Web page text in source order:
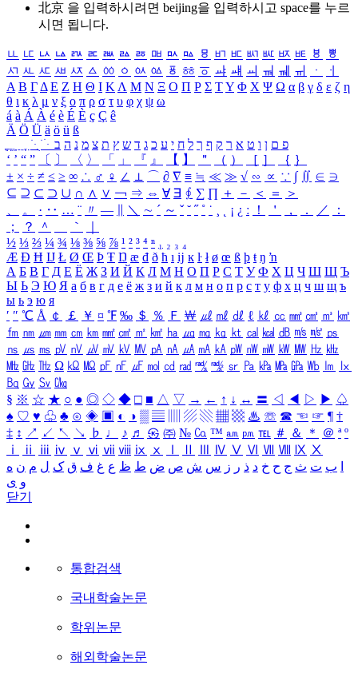
北京 을 입력하시려면 beijing을 입력하시고 space를 누르
시면 됩니다.
ㅥ ㅦ ㅧ ㅨ ㅩ ㅪ ㅫ ㅬ ㅭ ㅮ ㅯ ㅰ ㅱ ㅲ ㅳ ㅴ ㅵ ㅶ ㅷ ㅸ
ㅹ
ㅺ ㅻ ㅼ ㅽ ㅾ ㅿ ㆀ ㆁ ㆂ ㆃ ㆄ ㆅ ㆆ ㆇ ㆈ ㆉ ㆊ ㆋ ㆌ ㆍ
ㆎ
Α Β ΓΔ Ε Ζ Η Θ Ι ΚΛ Μ Ν Ξ Ο Π Ρ Σ ΤΥ Φ Χ Ψ Ω α β γ δ ε ζ η
θ ι κ λ μ ν ξ ο π ρ σ τ υ φ χ ψ ω
á à Á À é è É È ç Ç ê
Ä Ö Ü ä ö ü ß
ִֶֹ ֻּ ׁׂ פ ם ן ו ט א ר ק ף ך ל ח י ע כ ג ד ש ץ ת צ מ נ ה ב
‘ ’ “ ” 〔 〕 〈 〉 「 」 『 』 【 】 ＂ （ ） ［ ］ ｛ ｝
± × ÷ ≠ ≤ ≥ ∞ ∴ ♂ ♀ ∠ ⊥ ⌒ ∂ ∇ ≡ ≒ ≪ ≫ √ ∽ ∝ ∵ ∫ ∬ ∈ ∋
⊆ ⊇ ⊂ ⊃ ∪ ∩ ∧ ∨ ￢ ⇒ ⇔ ∀ ∃ ∮ ∑ ∏ ＋ － ＜ ＝
＞
、
。 · ‥ … ¨ 〃 ― ＼ ∼ ´ ～ ˇ ˘ ˝ ˚ ˙ ¸ ¡ ¿ ː ！ ＇ ， ． ／
：
；
？ ＾ ｀
½ ⅓ ⅔ ¼ ¾ ⅛ ⅜ ⅝ ⅞ ¹ ² ³ ⁴ ⁿ ₁ ₂ ₃ ₄
Æ Ð Ħ Ĳ Ł Ø Œ Þ Ŧ Ŋ æ đ ð ħ ı ĳ ĸ ŀ ł ø œ ß þ ŧ ŋ ŉ
А Б В Г Д Е Ё Ж З И Й К Л М Н О П Р С Т У Ф Х Ц Ч Ш Щ Ъ
Ы Ь Э Ю Я а б в г д е ё ж з и й к л м н о п р с т у ф х ц ч ш щ ъ
ы ь э ю я
′ ″ ℃ Å ￠ ￡ ￥ ¤ ℉ ‰ ＄ ％ Ｆ ￦ ㎕ ㎖ ㎗ ℓ ㎘ ㏄ ㎣ ㎤ ㎥ ㎦
㎙ ㎚ ㎛ ㎜ ㎝ ㎞ ㎟ ㎠ ㎡ ㎢ ㏊ ㎍ ㎎ ㎏ ㏏ ㎈ ㎉ ㏈ ㎧ ㎨ ㎰
㎱ ㎲ ㎳ ㎴ ㎵ ㎶ ㎷ ㎸ ㎹ ㎀ ㎁ ㎂ ㎃ ㎄ ㎺ ㎻ ㎽ ㎾ ㎿ ㎐ ㎑
㎒ ㎓ ㎔ Ω ㏀ ㏁ ㎊ ㎋ ㎌ ㏖ ㏅ ㎭ ㎮ ㎯ ㏛ ㎩ ㎪ ㎫ ㎬ ㏝ ㏐
㏓
㏃ ㏉ ㏜ ㏆
§ ※ ☆ ★ ○ ● ◎ ◇ ◆ □ ■ △ ▽ → ← ↑ ↓ ↔ 〓 ◁ ◀ ▷ ▶ ♤
♠ ♡ ♥ ♧ ♣ ⊙ ◈ ▣ ◐ ◑ ▒ ▤ ▨ ▧ ▦ ▩ ♨ ☏ ☎ ☜ ☞ ¶ †
‡ ↕ ↗ ↙ ↖ ↘ ♭ ♩ ♪ ♬ ㉿ ㈜ № ㏇ ™ ㏂ ㏘ ℡ ＃ ＆ ＊ ＠ ª º
ⅰ
ⅱ ⅲ ⅳ ⅴ ⅵ ⅶ ⅷ ⅸ ⅹ Ⅳ Ⅴ Ⅵ Ⅶ Ⅷ Ⅸ Ⅹ
ب ت ث ج ح خ د ذ ر ز س ش ص ض ط ظ ع غ ف ق ک ل م ن ه
و ی
닫기
통합검색
국내학술논문
학위논문
해외학술논문